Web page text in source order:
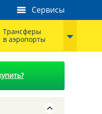
Сервисы
Трансферы
в аэропорты
Тайны
высоток:
которую вы